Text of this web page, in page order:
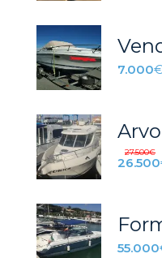
7.000€
27.500€
26.500
55.000